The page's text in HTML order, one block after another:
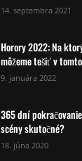
14. septembra 2021
Horory 2022: Na
môžeme tešiť v
9. januára 2022
365 dní
scény skutočné?
18. júna 2020